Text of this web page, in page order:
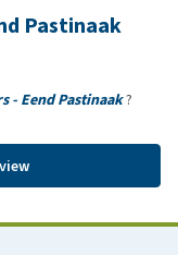
Pastinaak
- Eend Pastinaak?